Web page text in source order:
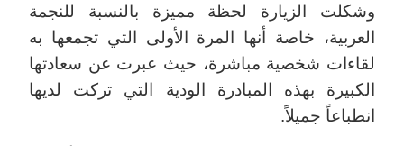
وشكلت الزيارة لحظة مميزة بالنسبة للنجمة
العربية، خاصة أنها المرة الأولى التي تجمعها به
لقاءات شخصية مباشرة، حيث عبرت عن سعادتها
الكبيرة بهذه المبادرة الودية التي تركت لديها
انطباعاً جميلاً.